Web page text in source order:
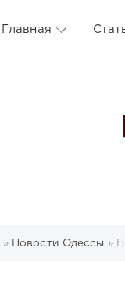
Главная
» Новости Одессы »